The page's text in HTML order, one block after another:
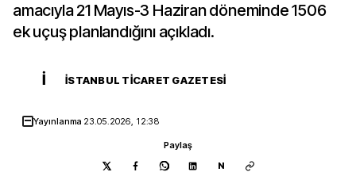
amacıyla 21 Mayıs-3 Haziran döneminde 1506
ek uçuş planlandığını açıkladı.
İ İSTANBUL TICARET GAZETESI
Yayınlanma 23.05.2026, 12:38
Paylaş
N